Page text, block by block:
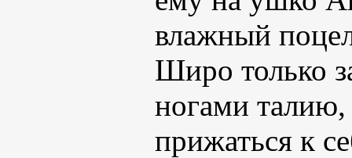
влажный
Широ только
ногами талию,
прижаться к